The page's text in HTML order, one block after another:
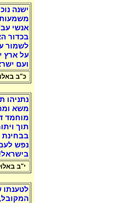
ישנה
אנשי
בכדור
לשמור
על ארץ
ועם
כ"ב באלול/
נתניהו
משא
מוחמד
תוך
בבחינת
נפש
י"ב באלול/